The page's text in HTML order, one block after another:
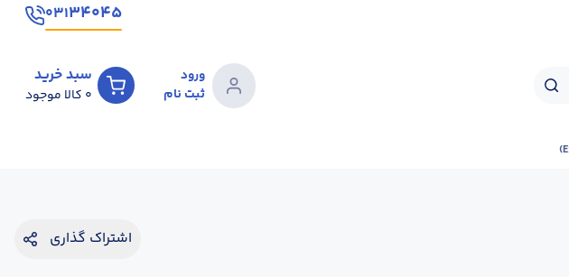
۳۴۰۴۵۰۳۱
ورود
ثبت نام
سبد خرید
0 کالا موجود
اشتراک گذاری